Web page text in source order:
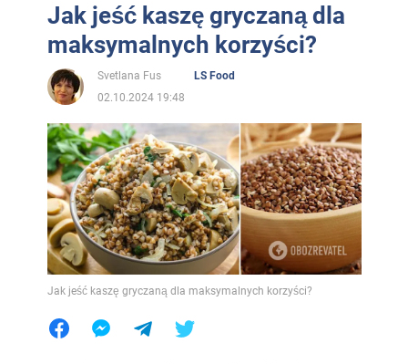
Jak jeść kaszę gryczaną dla
maksymalnych korzyści?
Svetlana Fus
LS Food
02.10.2024 19:48
Jak jeść kaszę gryczaną dla maksymalnych korzyści?